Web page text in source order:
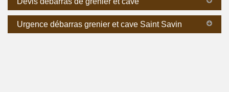
Urgence débarras grenier et cave Saint Savin